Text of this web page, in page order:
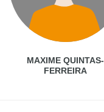
MAXIME QUINTAS-
FERREIRA